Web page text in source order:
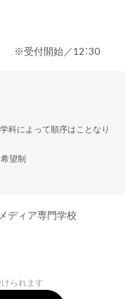
※受付開始／12：30
科によって順序はことなり
望制
ディア専門学校
られます